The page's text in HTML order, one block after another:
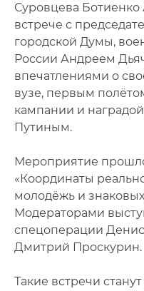
Суровцева Ботиенко
встрече с
городской Думы,
России Андреем
впечатлениями о
вузе, первым
кампании и
Путиным.
Мероприятие
«Координаты
молодёжь и
Модераторами
спецоперации
Дмитрий Проскурин.
Такие встречи